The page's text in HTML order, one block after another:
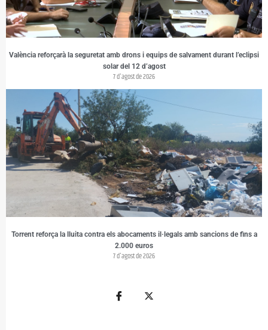
València reforçarà la seguretat amb drons i equips de salvament durant l’eclipsi
solar del 12 d’agost
7 d'agost de 2026
Torrent reforça la lluita contra els abocaments il·legals amb sancions de fins a
2.000 euros
7 d'agost de 2026